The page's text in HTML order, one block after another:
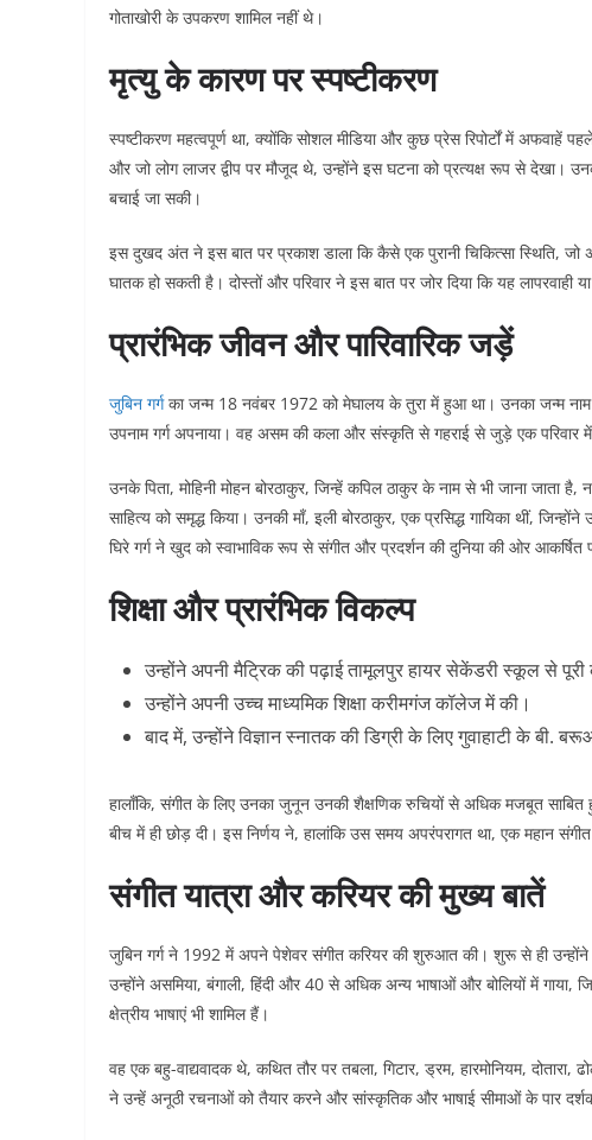
गोताखोरी के उपकरण शामिल नहीं थे।
मृत्यु के कारण पर स्पष्टीकरण
स्पष्टीकरण महत्वपूर्ण था, क्योंकि सोशल मीडिया और कुछ प्रेस रिपोर्टों में अफवाहें
और जो लोग लाजर द्वीप पर मौजूद थे, उन्होंने इस घटना को प्रत्यक्ष रूप से देखा।
बचाई जा सकी।
इस दुखद अंत ने इस बात पर प्रकाश डाला कि कैसे एक पुरानी चिकित्सा स्थिति, जो
घातक हो सकती है। दोस्तों और परिवार ने इस बात पर जोर दिया कि यह
प्रारंभिक जीवन और पारिवारिक जड़ें
जुबिन गर्गका जन्म 18 नवंबर 1972 को मेघालय के तुरा में हुआ था। उनका जन्म नाम
उपनाम गर्ग अपनाया। वह असम की कला और संस्कृति से गहराई से जुड़े एक परिवार
उनके पिता, मोहिनी मोहन बोरठाकुर, जिन्हें कपिल ठाकुर के नाम से भी जाना
साहित्य को समृद्ध किया। उनकी माँ, इली बोरठाकुर, एक प्रसिद्ध गायिका थीं,
घिरे गर्ग ने खुद को स्वाभाविक रूप से संगीत और प्रदर्शन की दुनिया की ओर आकर्षित
शिक्षा और प्रारंभिक विकल्प
उन्होंने अपनी मैट्रिक की पढ़ाई तामूलपुर हायर सेकेंडरी स्कूल से पूरी
उन्होंने अपनी उच्च माध्यमिक शिक्षा करीमगंज कॉलेज में की।
बाद में, उन्होंने विज्ञान स्नातक की डिग्री के लिए गुवाहाटी के बी.
हालाँकि, संगीत के लिए उनका जुनून उनकी शैक्षणिक रुचियों से अधिक मजबूत
बीच में ही छोड़ दी। इस निर्णय ने, हालांकि उस समय अपरंपरागत था, एक महान संगीत
संगीत यात्रा और करियर की मुख्य बातें
जुबिन गर्ग ने 1992 में अपने पेशेवर संगीत करियर की शुरुआत की। शुरू से ही उन्होंने
उन्होंने असमिया, बंगाली, हिंदी और 40 से अधिक अन्य भाषाओं और बोलियों में गाया,
क्षेत्रीय भाषाएं भी शामिल हैं।
वह एक बहु-वाद्यवादक थे, कथित तौर पर तबला, गिटार, ड्रम, हारमोनियम, दोतारा,
ने उन्हें अनूठी रचनाओं को तैयार करने और सांस्कृतिक और भाषाई सीमाओं के पार